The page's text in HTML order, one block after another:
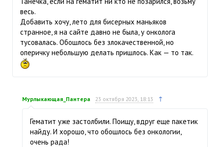
весь.
Добавить хочу, лето для бисерных маньяков
странное, я на сайте давно не была, у онколога
тусовалась. Обошлось без злокачественной, но
оперичку небольшую делать пришлось. Как — то так.
Мурлыкающая_Пантера 23 октября 2023, 18:13 ↑
Гематит уже застолбили. Поищу, вдруг еще пакетик
найду. И хорошо, что обошлось без онкологии,
очень рада!